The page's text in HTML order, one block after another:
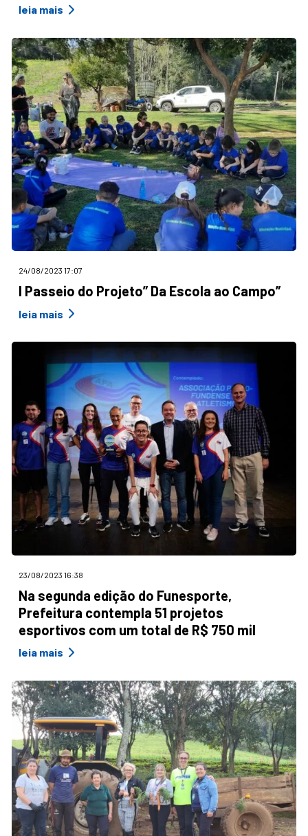
leia mais
24/08/2023 17:07
I Passeio do Projeto” Da Escola ao Campo”
leia mais
23/08/2023 16:38
Na segunda edição do Funesporte,
Prefeitura contempla 51 projetos
esportivos com um total de R$ 750 mil
leia mais